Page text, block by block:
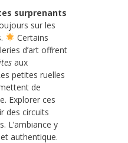
surprenants
sur les
Certains
d’art offrent
aux
petites ruelles
de
Explorer ces
des circuits
L’ambiance y
authentique.